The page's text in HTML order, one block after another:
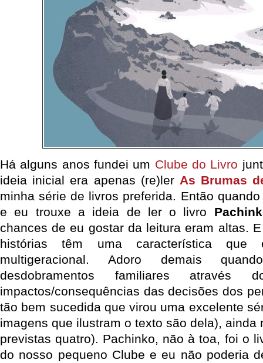
Há alguns anos fundei um Clube do Livro
ideia inicial era apenas (re)ler As Brumas
minha série de livros preferida. Então
e eu trouxe a ideia de ler o livro
chances de eu gostar da leitura eram altas.
histórias têm uma característica que
multigeracional. Adoro demais
desdobramentos familiares
impactos/consequências das decisões dos
tão bem sucedida que virou uma excelente
imagens que ilustram o texto são dela), ainda
previstas quatro). Pachinko, não à toa, foi o
do nosso pequeno Clube e eu não poderia